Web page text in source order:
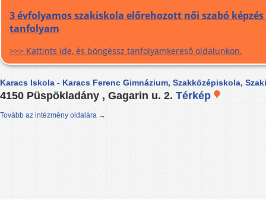
3 évfolyamos szakiskola előrehozott női szabó képzés
tanfolyam
>>> Kattints ide, és böngéssz tanfolyamkereső oldalunkon.
Karacs Iskola - Karacs Ferenc Gimnázium, Szakközépiskola,
4150 Püspökladány , Gagarin u. 2. Térkép
Tovább az intézmény oldalára →